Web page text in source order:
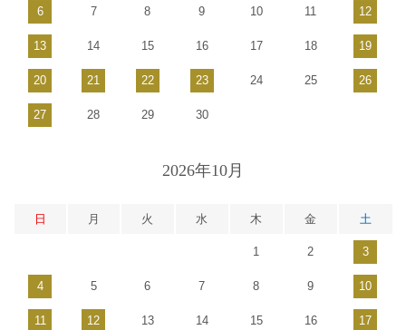
6 7 8 9 10 11 12
13 14 15 16 17 18 19
20 21 22 23 24 25 26
27 28 29 30
2026年10月
日 月 火 水 木 金 土
1 2 3
4 5 6 7 8 9 10
11 12 13 14 15 16 17